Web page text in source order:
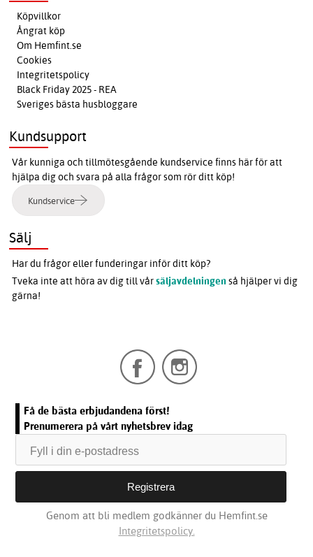
Köpvillkor
Ångrat köp
Om Hemfint.se
Cookies
Integritetspolicy
Black Friday 2025 - REA
Sveriges bästa husbloggare
Kundsupport
Vår kunniga och tillmötesgående kundservice finns här för att
hjälpa dig och svara på alla frågor som rör ditt köp!
Kundservice
Sälj
Har du frågor eller funderingar inför ditt köp?
Tveka inte att höra av dig till vårsäljavdelningen så hjälper vi dig
gärna!
Få de bästa erbjudandena först!
Prenumerera på vårt nyhetsbrev idag
Genom att bli medlem godkänner du Hemfint.se
Integritetspolicy.